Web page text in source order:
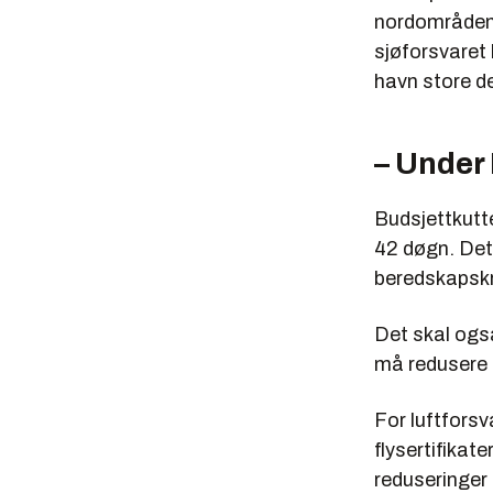
sjøforsvaret
havn store
–
42 døgn.
Det skal
må
For